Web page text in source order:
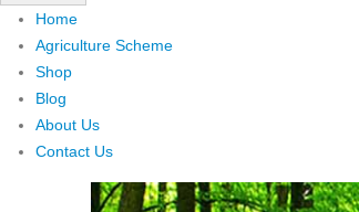
Home
Agriculture Scheme
Shop
Blog
About Us
Contact Us